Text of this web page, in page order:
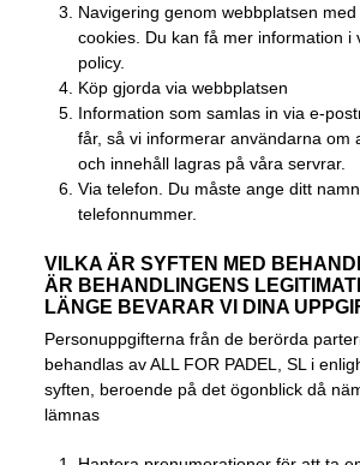
Navigering genom webbplatsen
cookies. Du kan få mer information i
policy.
Köp gjorda via webbplatsen
Information som samlas in via e-
får, så vi informerar användarna om
och innehåll lagras på våra servrar.
Via telefon. Du måste ange ditt
telefonnummer.
VILKA ÄR SYFTEN MED
ÄR BEHANDLINGENS
LÄNGE BEVARAR VI DINA
Personuppgifterna från de berörda
behandlas av ALL FOR PADEL, SL i
syften, beroende på det ögonblick då
lämnas